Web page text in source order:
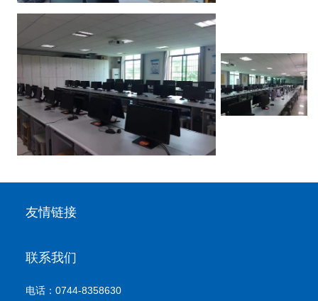
友情链接
联系我们
电话：0744-8358630